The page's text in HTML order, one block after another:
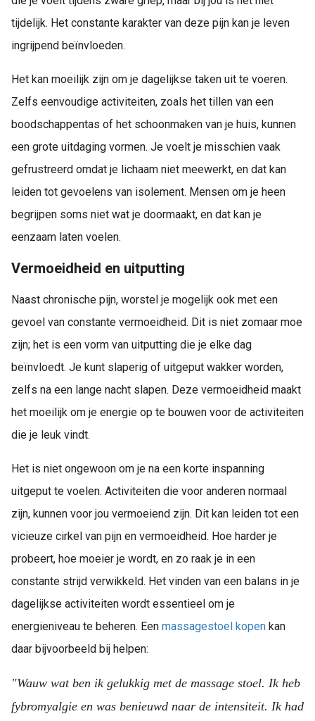
tijdelijk. Het constante karakter van deze pijn kan je leven
ingrijpend beïnvloeden.
Het kan moeilijk zijn om je dagelijkse taken uit te voeren.
Zelfs eenvoudige activiteiten, zoals het tillen van een
boodschappentas of het schoonmaken van je huis, kunnen
een grote uitdaging vormen. Je voelt je misschien vaak
gefrustreerd omdat je lichaam niet meewerkt, en dat kan
leiden tot gevoelens van isolement. Mensen om je heen
begrijpen soms niet wat je doormaakt, en dat kan je
eenzaam laten voelen.
Vermoeidheid en uitputting
Naast chronische pijn, worstel je mogelijk ook met een
gevoel van constante vermoeidheid. Dit is niet zomaar moe
zijn; het is een vorm van uitputting die je elke dag
beïnvloedt. Je kunt slaperig of uitgeput wakker worden,
zelfs na een lange nacht slapen. Deze vermoeidheid maakt
het moeilijk om je energie op te bouwen voor de activiteiten
die je leuk vindt.
Het is niet ongewoon om je na een korte inspanning
uitgeput te voelen. Activiteiten die voor anderen normaal
zijn, kunnen voor jou vermoeiend zijn. Dit kan leiden tot een
vicieuze cirkel van pijn en vermoeidheid. Hoe harder je
probeert, hoe moeier je wordt, en zo raak je in een
constante strijd verwikkeld. Het vinden van een balans in je
dagelijkse activiteiten wordt essentieel om je
energieniveau te beheren. Een massagestoel kopen kan
daar bijvoorbeeld bij helpen:
"Wauw wat ben ik gelukkig met de massage stoel. Ik heb
fybromyalgie en was benieuwd naar de intensiteit. Ik had